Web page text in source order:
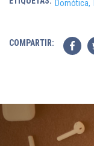
Domótica,
COMPARTIR: